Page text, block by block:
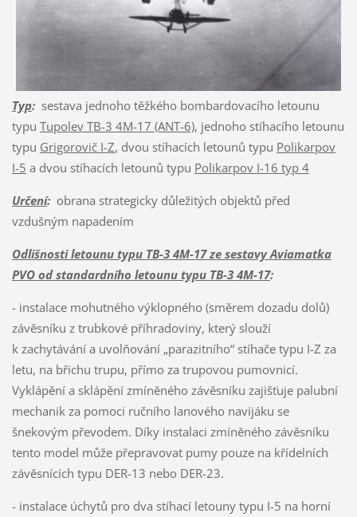
Typ:sestava jednoho těžkého bombardovacího letounu
typu Tupolev TB-3 4M-17 (ANT-6), jednoho stíhacího letounu
typu Grigorovič I-Z, dvou stíhacích letounů typu Polikarpov
I-5 a dvou stíhacích letounů typu Polikarpov I-16 typ 4
Určení:obrana strategicky důležitých objektů před
vzdušným napadením
Odlišnosti letounu typu TB-3 4M-17 ze sestavy Aviamatka
PVO od standardního letounu typu TB-3 4M-17:
- instalace mohutného výklopného (směrem dozadu dolů)
závěsníku z trubkové příhradoviny, který slouží
k zachytávání a uvolňování „parazitního“ stíhače typu I-Z za
letu, na břichu trupu, přímo za trupovou pumovnicí.
Vyklápění a sklápění zmíněného závěsníku zajišťuje palubní
mechanik za pomoci ručního lanového navijáku se
šnekovým převodem. Díky instalaci zmíněného závěsníku
tento model může přepravovat pumy pouze na křídelních
závěsnících typu DER-13 nebo DER-23.
- instalace úchytů pro dva stíhací letouny typu I-5 na horní